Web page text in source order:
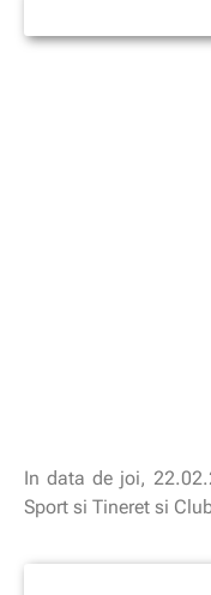
In data de joi,
Sport si Tineret si